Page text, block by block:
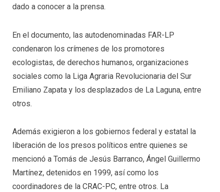
dado a conocer a la prensa.
En el documento, las autodenominadas FAR-LP
condenaron los crímenes de los promotores
ecologistas, de derechos humanos, organizaciones
sociales como la Liga Agraria Revolucionaria del Sur
Emiliano Zapata y los desplazados de La Laguna, entre
otros.
Además exigieron a los gobiernos federal y estatal la
liberación de los presos políticos entre quienes se
mencionó a Tomás de Jesús Barranco, Ángel Guillermo
Martínez, detenidos en 1999, así como los
coordinadores de la CRAC-PC, entre otros. La